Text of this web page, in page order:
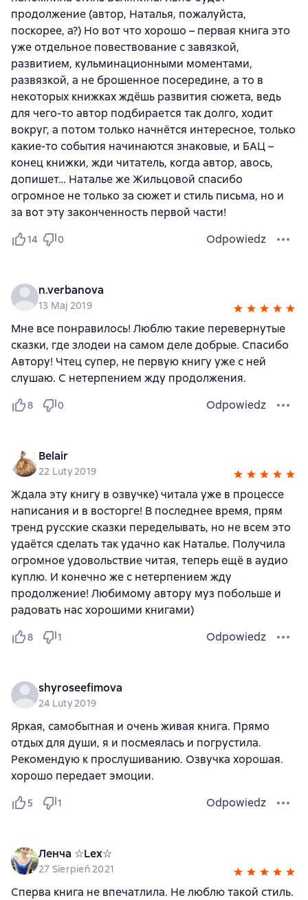
продолжение (автор, Наталья, пожалуйста,
поскорее, а?) Но вот что хорошо – первая книга это
уже отдельное повествование с завязкой,
развитием, кульминационными моментами,
развязкой, а не брошенное посередине, а то в
некоторых книжках ждёшь развития сюжета, ведь
для чего-то автор подбирается так долго, ходит
вокруг, а потом только начнётся интересное, только
какие-то события начинаются знаковые, и БАЦ –
конец книжки, жди читатель, когда автор, авось,
допишет… Наталье же Жильцовой спасибо
огромное не только за сюжет и стиль письма, но и
за вот эту законченность первой части!
14 0 Odpowiedz
n.verbanova
13 Maj 2019
Мне все понравилось! Люблю такие перевернутые
сказки, где злодеи на самом деле добрые. Спасибо
Автору! Чтец супер, не первую книгу уже с ней
слушаю. С нетерпением жду продолжения.
8 0 Odpowiedz
Belair
22 Luty 2019
Ждала эту книгу в озвучке) читала уже в процессе
написания и в восторге! В последнее время, прям
тренд русские сказки переделывать, но не всем это
удаётся сделать так удачно как Наталье. Получила
огромное удовольствие читая, теперь ещё в аудио
куплю. И конечно же с нетерпением жду
продолжение! Любимому автору муз побольше и
радовать нас хорошими книгами)
8 1 Odpowiedz
shyroseefimova
24 Luty 2019
Яркая, самобытная и очень живая книга. Прямо
отдых для души, я и посмеялась и погрустила.
Рекомендую к прослушиванию. Озвучка хорошая.
хорошо передает эмоции.
5 1 Odpowiedz
Ленча ☆Lex☆
27 Sierpień 2021
Сперва книга не впечатлила. Не люблю такой стиль.